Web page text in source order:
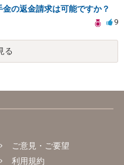
の返金請求は可能ですか？
9
る
ご意見・ご要望
利用規約